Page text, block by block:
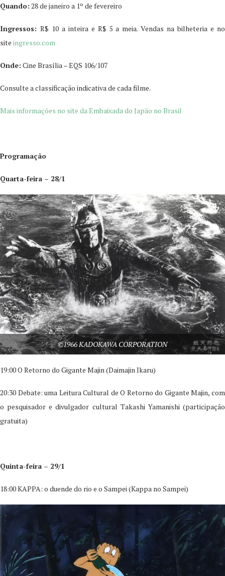
Quando: 28 de janeiro a 1º de fevereiro
Ingressos: R$ 10 a inteira e R$ 5 a meia. Vendas na bilheteria e no
site ingresso.com
Onde: Cine Brasília – EQS 106/107
Consulte a classificação indicativa de cada filme.
Mais informações no site da Embaixada do Japão no Brasil
Programação
Quarta-feira – 28/1
©1966 KADOKAWA CORPORATION
19:00 O Retorno do Gigante Majin (Daimajin Ikaru)
20:30 Debate: uma Leitura Cultural de O Retorno do Gigante Majin, com
o pesquisador e divulgador cultural Takashi Yamanishi (participação
gratuita)
Quinta-feira – 29/1
18:00 KAPPA: o duende do rio e o Sampei (Kappa no Sampei)